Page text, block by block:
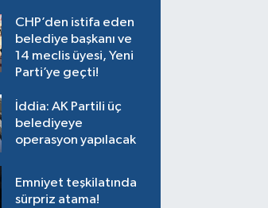
CHP’den istifa eden
belediye başkanı ve
14 meclis üyesi, Yeni
Parti’ye geçti!
İddia: AK Partili üç
belediyeye
operasyon yapılacak
Emniyet teşkilatında
sürpriz atama!